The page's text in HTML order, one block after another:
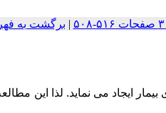
| برگشت به
ایجاد می نماید. لذا این